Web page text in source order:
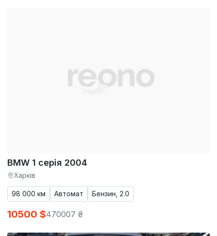
BMW 1 серія 2004
Харків
98 000 км Автомат Бензин, 2.0
10500 $470007 ₴